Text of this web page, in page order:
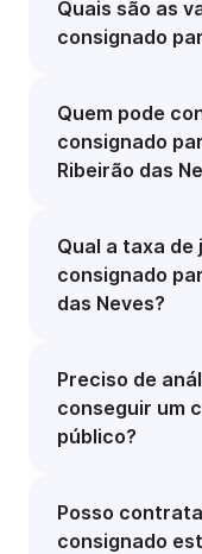
Quais são as
consignado
Quem pode
consignado
Ribeirão das
Qual a taxa de
consignado
das Neves?
Preciso de
conseguir um
público?
Posso
consignado